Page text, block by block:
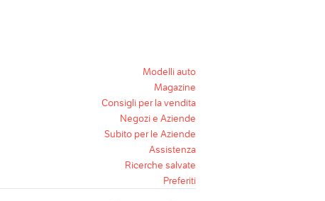
Modelli auto
Magazine
Consigli per la vendita
Negozi e Aziende
Subito per le Aziende
Assistenza
Ricerche salvate
Preferiti